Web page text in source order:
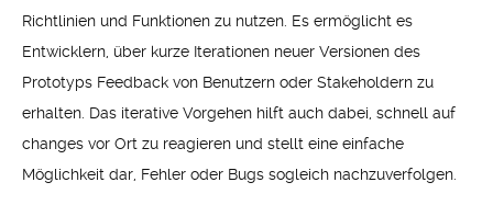
Richtlinien und Funktionen zu nutzen. Es ermöglicht es
Entwicklern, über kurze Iterationen neuer Versionen des
Prototyps Feedback von Benutzern oder Stakeholdern zu
erhalten. Das iterative Vorgehen hilft auch dabei, schnell auf
changes vor Ort zu reagieren und stellt eine einfache
Möglichkeit dar, Fehler oder Bugs sogleich nachzuverfolgen.